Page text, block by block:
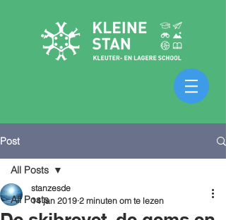
Post
All Posts
All Posts
stanzesde
14 jan 2019 2 minuten om te lezen